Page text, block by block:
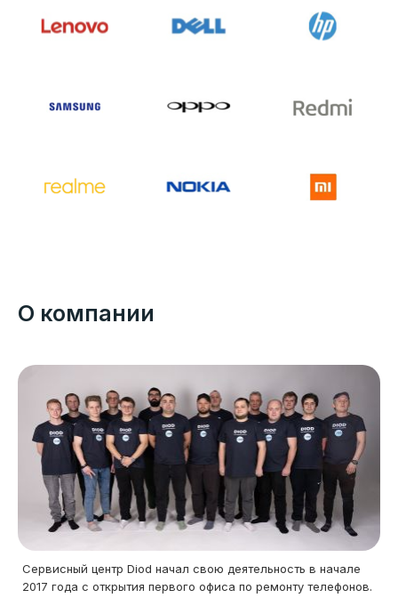
О компании
Сервисный центр Diod начал свою деятельность в начале
2017 года с открытия первого офиса по ремонту телефонов.